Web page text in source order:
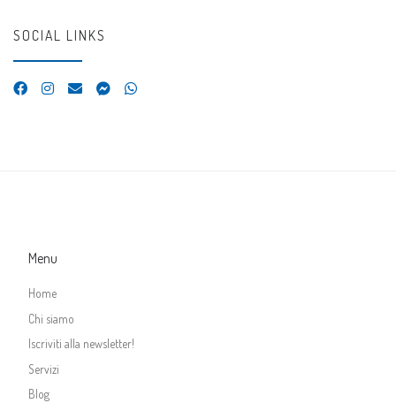
SOCIAL LINKS
Menu
Home
Chi siamo
Iscriviti alla newsletter!
Servizi
Blog